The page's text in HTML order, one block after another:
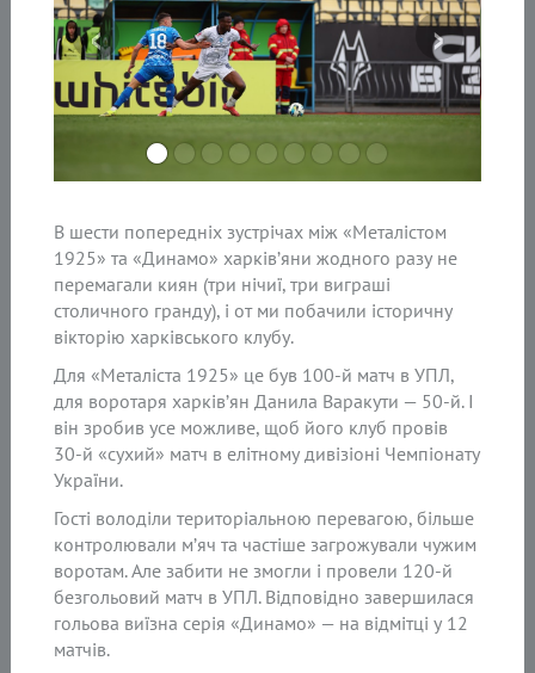
‹ ›
В шести попередніх зустрічах між «Металістом
1925» та «Динамо» харків’яни жодного разу не
перемагали киян (три нічиї, три виграші
столичного гранду), і от ми побачили історичну
вікторію харківського клубу.
Для «Металіста 1925» це був 100-й матч в УПЛ,
для воротаря харків’ян Данила Варакути — 50-й. І
він зробив усе можливе, щоб його клуб провів
30-й «сухий» матч в елітному дивізіоні Чемпіонату
України.
Гості володіли територіальною перевагою, більше
контролювали м’яч та частіше загрожували чужим
воротам. Але забити не змогли і провели 120-й
безгольовий матч в УПЛ. Відповідно завершилася
гольова виїзна серія «Динамо» — на відмітці у 12
матчів.